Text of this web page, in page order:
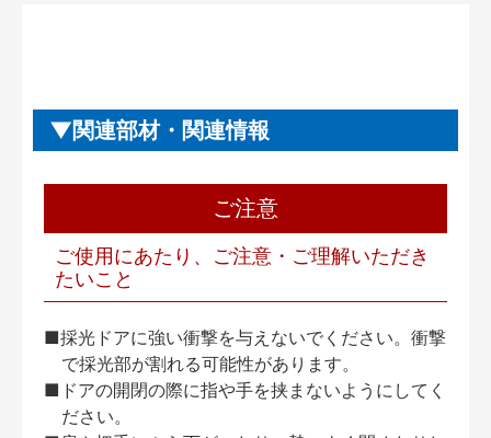
関連部材・関連情報
ご注意
ご使用にあたり、ご注意・ご理解いただき
たいこと
■採光ドアに強い衝撃を与えないでください。衝撃
で採光部が割れる可能性があります。
■ドアの開閉の際に指や手を挟まないようにしてく
ださい。